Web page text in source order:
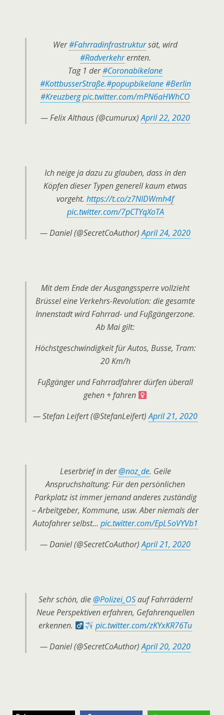
Wer#Fahrradinfrastruktursät, wird
#Radverkehrernten.
Tag 1 der#Coronabikelane
#KottbusserStraße.#popupbikelane #Berlin
#Kreuzbergpic.twitter.com/mPN6aHWhCO
— Felix Althaus (@cumurux)April 22, 2020
Ich neige ja dazu zu glauben, dass in den
Köpfen dieser Typen generell kaum etwas
vorgeht. https://t.co/z7NIDWmh4f
pic.twitter.com/7pCTYqXoTA
— Daniel (@SecretCoAuthor)April 24, 2020
Mit dem Ende der Ausgangssperre vollzieht
Brüssel eine Verkehrs-Revolution: die gesamte
Innenstadt wird Fahrrad- und Fußgängerzone.
Ab Mai gilt:
Höchstgeschwindigkeit für Autos, Busse, Tram:
20 Km/h
Fußgänger und Fahrradfahrer dürfen überall
gehen + fahren ‍
— Stefan Leifert (@StefanLeifert)April 21, 2020
Leserbrief in der@noz_de. Geile
Anspruchshaltung: Für den persönlichen
Parkplatz ist immer jemand anderes zuständig
– Arbeitgeber, Kommune, usw. Aber niemals der
Autofahrer selbst… pic.twitter.com/EpL5oVYVb1
— Daniel (@SecretCoAuthor)April 21, 2020
Sehr schön, die@Polizei_OSauf Fahrrädern!
Neue Perspektiven erfahren, Gefahrenquellen
erkennen. ‍
pic.twitter.com/zKYxKR76Tu
— Daniel (@SecretCoAuthor)April 20, 2020